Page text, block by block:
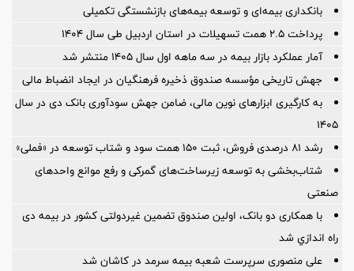
بانکداری بیمه‌ای و توسعه بیمه‌های بازنشستگی تکمیلی
پرداخت ۲.۵ همت تسهیلات در استان اردبیل طی سال ۱۴۰۴
آمار عملكرد بازار بیمه در سه ماهه اول سال 1405 منتشر شد
جهش تاریخی مؤسسه صندوق ذخیره فرهنگیان در ایجاد انضباط مالی
به کارگیری ابزارهای نوین مالی، ضامن جهش سودآوری بانک دی در سال
۱۴۰۵
رشد ۸۱ درصدی فروش، ثبت ۱۵۰ همت سود و شتاب توسعه در «فملی»
شتاب‌بخشی به توسعه زیرساخت‌های گمركی و رفع موانع واحدهای
صنعتی
با همکاری دو بانک، اولین صندوق تضمین غیردولتی کشور در بیمه دی
راه اندازي شد
علی منصوری سرپرست شعبه بیمه سرمد در کاشان شد